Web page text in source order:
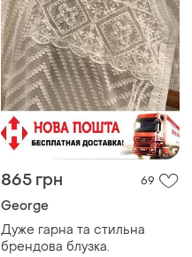
865 грн 69
George
Дуже гарна та стильна
брендова блузка.